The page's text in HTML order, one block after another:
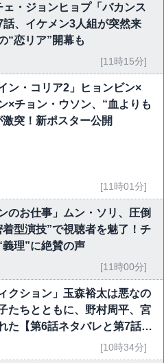
ェ・ジョンヒョプ「バカンス
話、イケメン3人組が突然来
“恋リア”開幕も
[11時15分]
ン・コリア2」ヒョンビン×
×チョン・ウソン、“血よりも
突！新ポスター公開
[11時01分]
のお仕事」ムン・ソリ、圧倒
着型演技”で視聴者を魅了！チ
義理”に絶賛の声
[11時00分]
クション」玉森裕太は悪なの
たちとともに、野村周平、宮
た【第6話ネタバレと第7話予
[10時34分]